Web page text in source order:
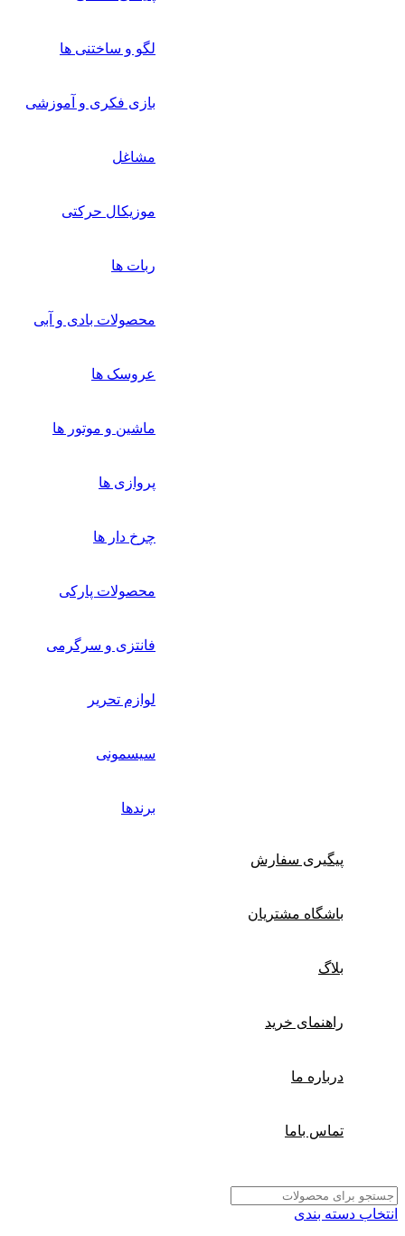
لگو و ساختنی ها
بازی فکری و آموزشی
مشاغل
موزیکال حرکتی
ربات ها
محصولات بادی و آبی
عروسک ها
ماشین و موتور ها
پروازی ها
چرخ دار ها
محصولات پارکی
فانتزی و سرگرمی
لوازم تحریر
سیسمونی
برندها
پیگیری سفارش
باشگاه مشتریان
بلاگ
راهنمای خرید
درباره ما
تماس باما
دسته بندی